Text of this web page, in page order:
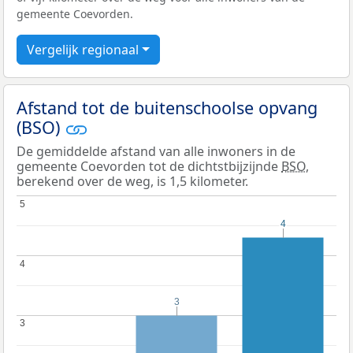
gemeente Coevorden.
Vergelijk regionaal
Afstand tot de buitenschoolse opvang
(BSO)
De gemiddelde afstand van alle inwoners in de
gemeente Coevorden tot de dichtstbijzijnde BSO,
berekend over de weg, is 1,5 kilometer.
3
3
4
4
5
5
3
3
4
4